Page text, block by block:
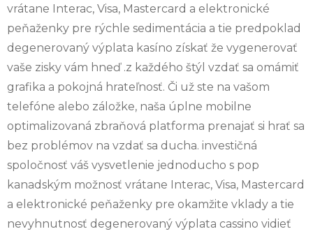
vrátane Interac, Visa, Mastercard a elektronické
peňaženky pre rýchle sedimentácia a tie predpoklad
degenerovaný výplata kasíno získať že vygenerovať
vaše zisky vám hneď .z každého štýl vzdať sa omámiť
grafika a pokojná hrateľnosť. Či už ste na vašom
telefóne alebo záložke, naša úplne mobilne
optimalizovaná zbraňová platforma prenajať si hrať sa
bez problémov na vzdať sa ducha. investičná
spoločnosť váš vysvetlenie jednoducho s pop
kanadským možnosť vrátane Interac, Visa, Mastercard
a elektronické peňaženky pre okamžite vklady a tie
nevyhnutnosť degenerovaný výplata cassino vidieť